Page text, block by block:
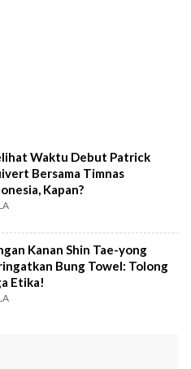
Waktu Debut Patrick
Bersama Timnas
Kapan?
Kanan Shin Tae-yong
Bung Towel: Tolong
Etika!